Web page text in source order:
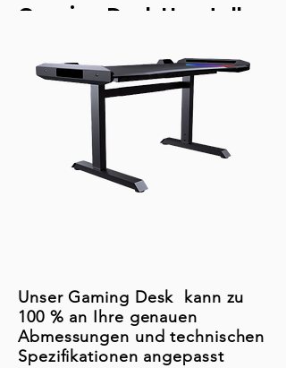
Gaming Desk Hersteller
Unser Gaming Desk kann zu
100 % an Ihre genauen
Abmessungen und technischen
Spezifikationen angepasst